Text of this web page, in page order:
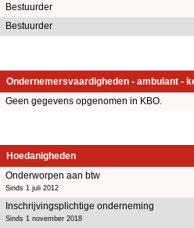
Bestuurder
Bestuurder
Ondernemersvaardigheden - ambulant -
Geen gegevens opgenomen in KBO.
Hoedanigheden
Onderworpen aan btw
Sinds 1 juli 2012
Inschrijvingsplichtige onderneming
Sinds 1 november 2018